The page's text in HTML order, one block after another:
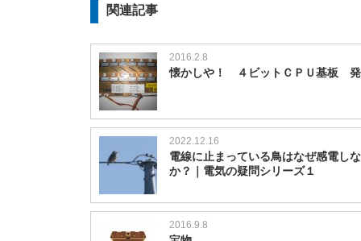
関連記事
2016.2.8
懐かしや！ ４ビットＣＰＵ基板
2022.12.16
電線に止まっている鳥はなぜ感電し
か？｜電気の疑問シリーズ１
2016.9.8